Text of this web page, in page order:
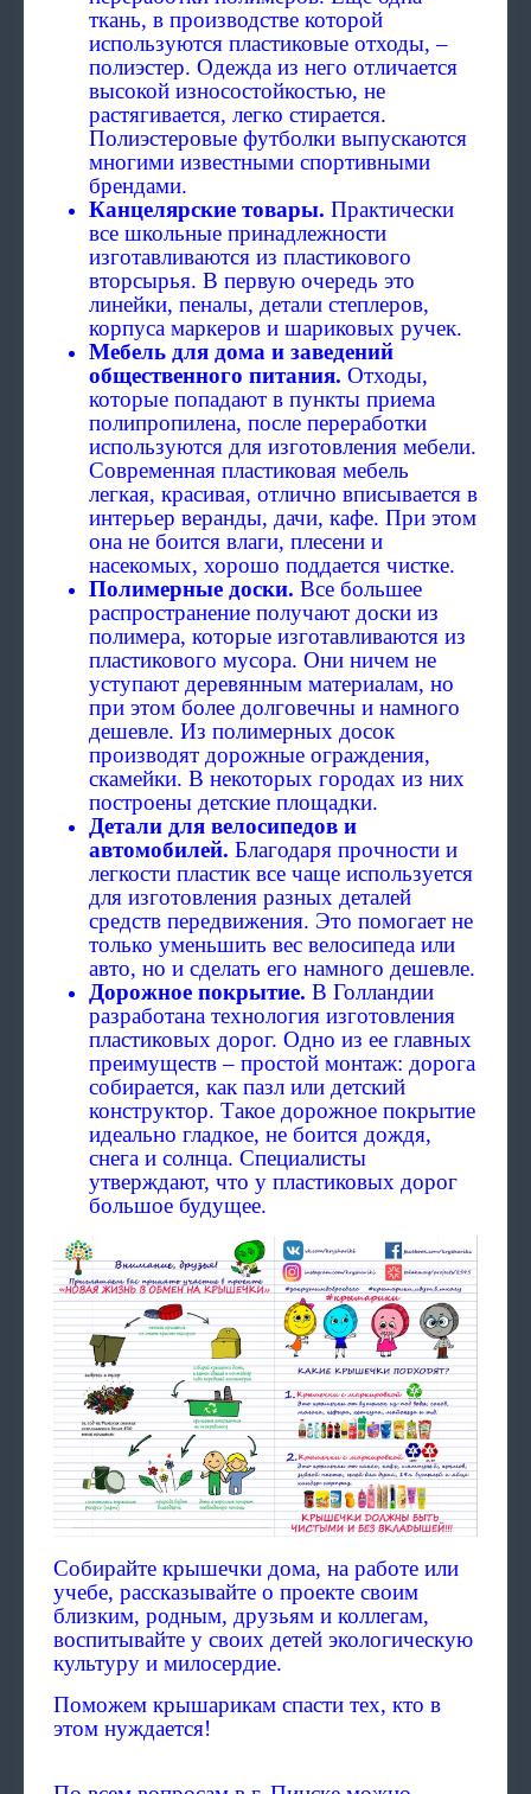
ткань, в производстве которой
используются пластиковые отходы, –
полиэстер. Одежда из него отличается
высокой износостойкостью, не
растягивается, легко стирается.
Полиэстеровые футболки выпускаются
многими известными спортивными
брендами.
Канцелярские товары. Практически
все школьные принадлежности
изготавливаются из пластикового
вторсырья. В первую очередь это
линейки, пеналы, детали степлеров,
корпуса маркеров и шариковых ручек.
Мебель для дома и заведений
общественного питания. Отходы,
которые попадают в пункты приема
полипропилена, после переработки
используются для изготовления мебели.
Современная пластиковая мебель
легкая, красивая, отлично вписывается в
интерьер веранды, дачи, кафе. При этом
она не боится влаги, плесени и
насекомых, хорошо поддается чистке.
Полимерные доски. Все большее
распространение получают доски из
полимера, которые изготавливаются из
пластикового мусора. Они ничем не
уступают деревянным материалам, но
при этом более долговечны и намного
дешевле. Из полимерных досок
производят дорожные ограждения,
скамейки. В некоторых городах из них
построены детские площадки.
Детали для велосипедов и
автомобилей. Благодаря прочности и
легкости пластик все чаще используется
для изготовления разных деталей
средств передвижения. Это помогает не
только уменьшить вес велосипеда или
авто, но и сделать его намного дешевле.
Дорожное покрытие. В Голландии
разработана технология изготовления
пластиковых дорог. Одно из ее главных
преимуществ – простой монтаж: дорога
собирается, как пазл или детский
конструктор. Такое дорожное покрытие
идеально гладкое, не боится дождя,
снега и солнца. Специалисты
утверждают, что у пластиковых дорог
большое будущее.
Собирайте крышечки дома, на работе или
учебе, рассказывайте о проекте своим
близким, родным, друзьям и коллегам,
воспитывайте у своих детей экологическую
культуру и милосердие.
Поможем крышарикам спасти тех, кто в
этом нуждается!